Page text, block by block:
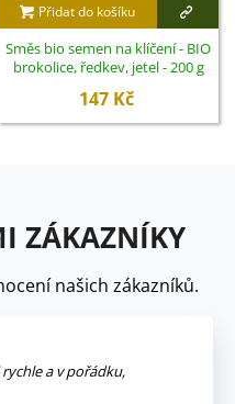
Přidat do košíku
Směs bio semen na klíčení - BIO
brokolice, ředkev, jetel - 200 g
147 Kč
ZÁKAZNÍKY
našich zákazníků.
a v pořádku,